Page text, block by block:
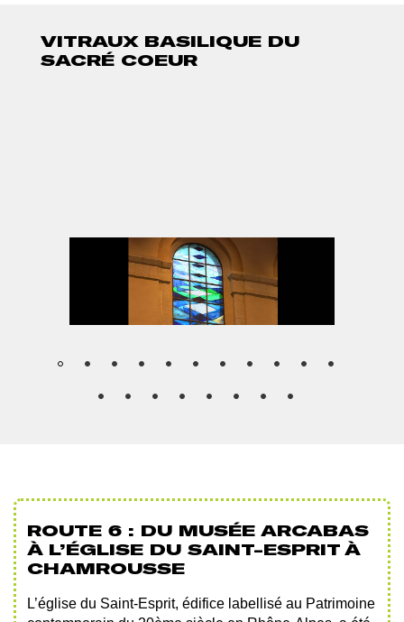
VITRAUX BASILIQUE DU
SACRÉ COEUR
ROUTE 6 : DU MUSÉE ARCABAS
À L’ÉGLISE DU SAINT-ESPRIT À
CHAMROUSSE
L’église du Saint-Esprit, édifice labellisé au Patrimoine